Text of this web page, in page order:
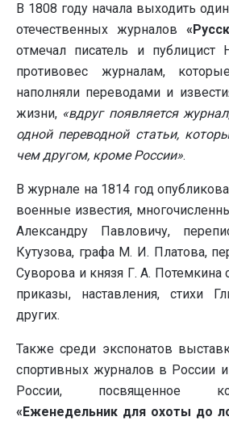
В 1808 году начала выходить
отечественных журналов
отмечал писатель и
противовес журналам,
наполняли переводами и
жизни, «вдруг появляется
одной переводной статьи,
чем другом, кроме России».
В журнале на 1814 год
военные известия,
Александру Павловичу,
Кутузова, графа М. И. Платова,
Суворова и князя Г. А.
приказы, наставления, стихи
других.
Также среди экспонатов
спортивных журналов в России
России, посвященное
«Еженедельник для охоты до